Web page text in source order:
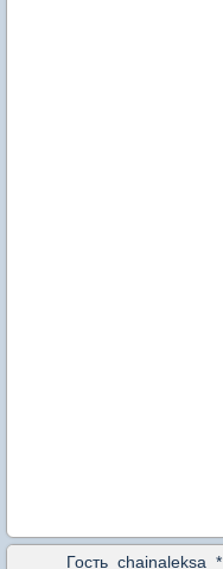
Гость_chainaleksa_*